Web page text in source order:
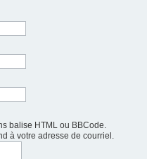
balise HTML ou BBCode.
à votre adresse de courriel.